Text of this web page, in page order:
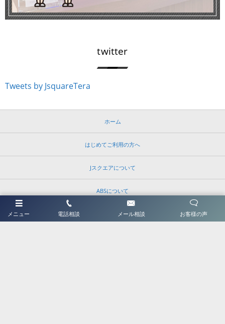
メニュー 電話相談 メール相談 お客様の声
twitter
Tweets by JsquareTera
ホーム
はじめてご利用の方へ
Jスクエアについて
ABSについて
BMW車検センター